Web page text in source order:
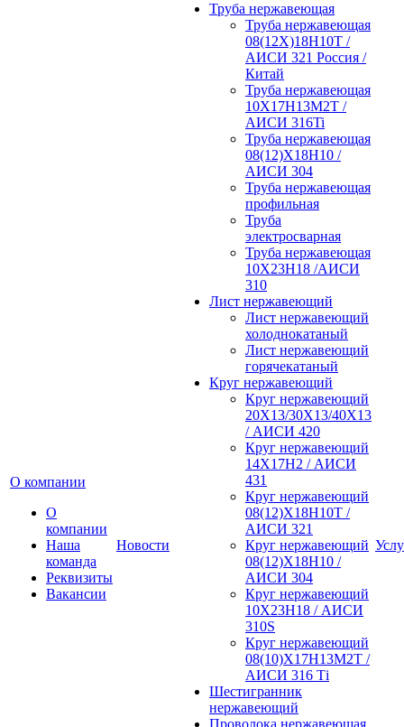
О компании
О
компании
Наша
команда
Реквизиты
Вакансии
Новости
Труба нержавеющая
Труба нержавеющая
08(12Х)18Н10Т /
АИСИ 321 Россия /
Китай
Труба нержавеющая
10Х17Н13М2Т /
АИСИ 316Ti
Труба нержавеющая
08(12)Х18Н10 /
АИСИ 304
Труба нержавеющая
профильная
Труба
электросварная
Труба нержавеющая
10Х23Н18 /АИСИ
310
Лист нержавеющий
Лист нержавеющий
холоднокатаный
Лист нержавеющий
горячекатаный
Круг нержавеющий
Круг нержавеющий
20Х13/30Х13/40Х13
/ АИСИ 420
Круг нержавеющий
14Х17Н2 / АИСИ
431
Круг нержавеющий
08(12)Х18Н10Т /
АИСИ 321
Круг нержавеющий
08(12)Х18Н10 /
АИСИ 304
Круг нержавеющий
10Х23Н18 / АИСИ
310S
Круг нержавеющий
08(10)Х17Н13М2Т /
АИСИ 316 Тi
Шестигранник
нержавеющий
Проволока нержавеющая